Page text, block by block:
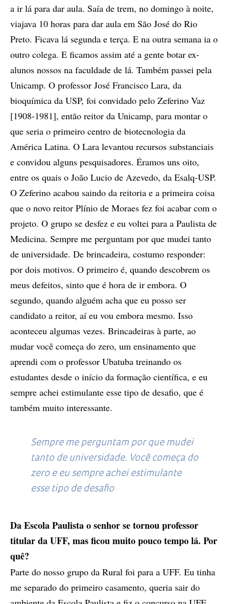
a ir lá para dar aula. Saía de trem, no domingo à noite,
viajava 10 horas para dar aula em São José do Rio
Preto. Ficava lá segunda e terça. E na outra semana ia o
outro colega. E ficamos assim até a gente botar ex-
alunos nossos na faculdade de lá. Também passei pela
Unicamp. O professor José Francisco Lara, da
bioquímica da USP, foi convidado pelo Zeferino Vaz
[1908-1981], então reitor da Unicamp, para montar o
que seria o primeiro centro de biotecnologia da
América Latina. O Lara levantou recursos substanciais
e convidou alguns pesquisadores. Éramos uns oito,
entre os quais o João Lucio de Azevedo, da Esalq-USP.
O Zeferino acabou saindo da reitoria e a primeira coisa
que o novo reitor Plínio de Moraes fez foi acabar com o
projeto. O grupo se desfez e eu voltei para a Paulista de
Medicina. Sempre me perguntam por que mudei tanto
de universidade. De brincadeira, costumo responder:
por dois motivos. O primeiro é, quando descobrem os
meus defeitos, sinto que é hora de ir embora. O
segundo, quando alguém acha que eu posso ser
candidato a reitor, aí eu vou embora mesmo. Isso
aconteceu algumas vezes. Brincadeiras à parte, ao
mudar você começa do zero, um ensinamento que
aprendi com o professor Ubatuba treinando os
estudantes desde o início da formação científica, e eu
sempre achei estimulante esse tipo de desafio, que é
também muito interessante.
Sempre me perguntam por que mudei
tanto de universidade. Você começa do
zero e eu sempre achei estimulante
esse tipo de desafio
Da Escola Paulista o senhor se tornou professor
titular da UFF, mas ficou muito pouco tempo lá. Por
quê?
Parte do nosso grupo da Rural foi para a UFF. Eu tinha
me separado do primeiro casamento, queria sair do